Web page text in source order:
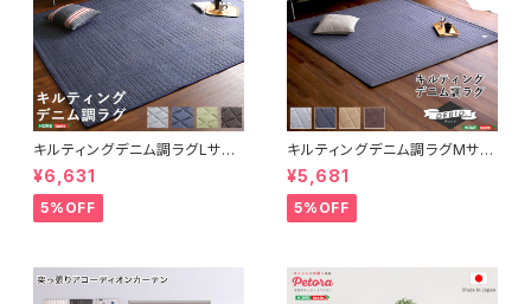
キルティングデニム調ラグLサイ
ズ(190x240cm)オールシーズ
ン、滑り止め付き、手洗い対応【D
erid-デリッド-】 DRG-L
¥6,631
5%OFF
キルティングデニム調ラグMサイ
ズ(185x185cm)オールシーズ
ン、滑り止め付き、手洗い対応【D
erid-デリッド-】 DRG-M
¥5,681
5%OFF